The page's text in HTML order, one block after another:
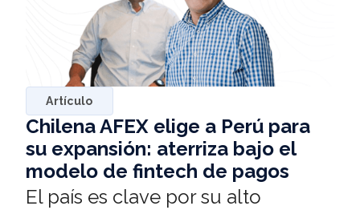
Artículo
Chilena AFEX elige a Perú para
su expansión: aterriza bajo el
modelo de fintech de pagos
El país es clave por su alto